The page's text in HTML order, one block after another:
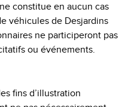
constitue en aucun cas
véhicules de Desjardins
ne participeront pas
ou événements.
fins d’illustration